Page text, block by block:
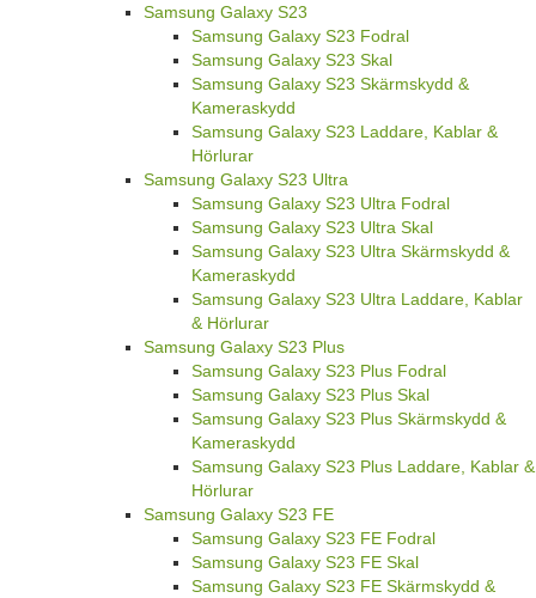
Samsung Galaxy S23
Samsung Galaxy S23 Fodral
Samsung Galaxy S23 Skal
Samsung Galaxy S23 Skärmskydd &
Kameraskydd
Samsung Galaxy S23 Laddare, Kablar &
Hörlurar
Samsung Galaxy S23 Ultra
Samsung Galaxy S23 Ultra Fodral
Samsung Galaxy S23 Ultra Skal
Samsung Galaxy S23 Ultra Skärmskydd &
Kameraskydd
Samsung Galaxy S23 Ultra Laddare, Kablar
& Hörlurar
Samsung Galaxy S23 Plus
Samsung Galaxy S23 Plus Fodral
Samsung Galaxy S23 Plus Skal
Samsung Galaxy S23 Plus Skärmskydd &
Kameraskydd
Samsung Galaxy S23 Plus Laddare, Kablar &
Hörlurar
Samsung Galaxy S23 FE
Samsung Galaxy S23 FE Fodral
Samsung Galaxy S23 FE Skal
Samsung Galaxy S23 FE Skärmskydd &